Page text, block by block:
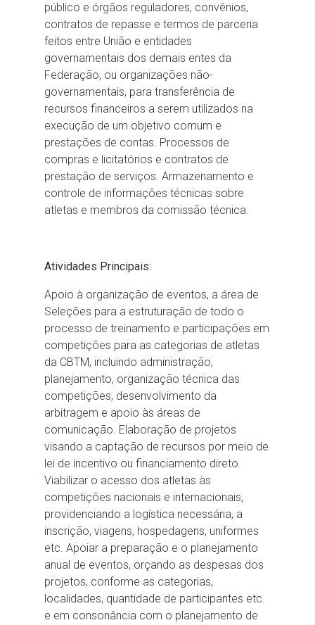
público e órgãos reguladores, convênios,
contratos de repasse e termos de parceria
feitos entre União e entidades
governamentais dos demais entes da
Federação, ou organizações não-
governamentais, para transferência de
recursos financeiros a serem utilizados na
execução de um objetivo comum e
prestações de contas. Processos de
compras e licitatórios e contratos de
prestação de serviços. Armazenamento e
controle de informações técnicas sobre
atletas e membros da comissão técnica.
Atividades Principais:
Apoio à organização de eventos, a área de
Seleções para a estruturação de todo o
processo de treinamento e participações em
competições para as categorias de atletas
da CBTM, incluindo administração,
planejamento, organização técnica das
competições, desenvolvimento da
arbitragem e apoio às áreas de
comunicação. Elaboração de projetos
visando a captação de recursos por meio de
lei de incentivo ou financiamento direto.
Viabilizar o acesso dos atletas às
competições nacionais e internacionais,
providenciando a logística necessária, a
inscrição, viagens, hospedagens, uniformes
etc. Apoiar a preparação e o planejamento
anual de eventos, orçando as despesas dos
projetos, conforme as categorias,
localidades, quantidade de participantes etc.
e em consonância com o planejamento de